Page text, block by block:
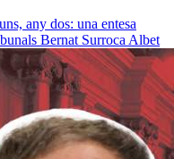
any dos: una entesa
Bernat Surroca Albet